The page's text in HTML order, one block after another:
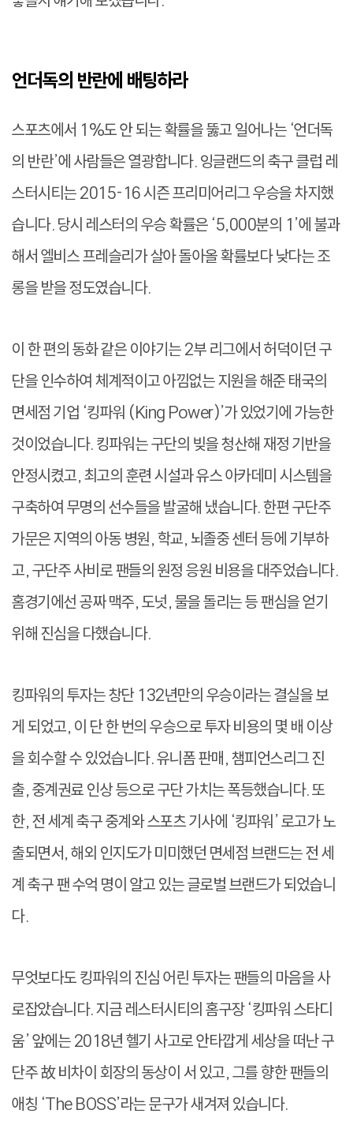
언더독의 반란에 배팅하라
스포츠에서 1%도 안 되는 확률을 뚫고 일어나는 ‘언더독
의 반란’에 사람들은 열광합니다. 잉글랜드의 축구 클럽 레
스터시티는 2015-16 시즌 프리미어리그 우승을 차지했
습니다. 당시 레스터의 우승 확률은 ‘5,000분의 1’에 불과
해서 엘비스 프레슬리가 살아 돌아올 확률보다 낮다는 조
롱을 받을 정도였습니다.
이 한 편의 동화 같은 이야기는 2부 리그에서 허덕이던 구
단을 인수하여 체계적이고 아낌없는 지원을 해준 태국의
면세점 기업 ‘킹파워 (King Power)’가 있었기에 가능한
것이었습니다. 킹파워는 구단의 빚을 청산해 재정 기반을
안정시켰고, 최고의 훈련 시설과 유스 아카데미 시스템을
구축하여 무명의 선수들을 발굴해 냈습니다. 한편 구단주
가문은 지역의 아동 병원, 학교, 뇌졸중 센터 등에 기부하
고, 구단주 사비로 팬들의 원정 응원 비용을 대주었습니다.
홈경기에선 공짜 맥주, 도넛, 물을 돌리는 등 팬심을 얻기
위해 진심을 다했습니다.
킹파워의 투자는 창단 132년만의 우승이라는 결실을 보
게 되었고, 이 단 한 번의 우승으로 투자 비용의 몇 배 이상
을 회수할 수 있었습니다. 유니폼 판매, 챔피언스리그 진
출, 중계권료 인상 등으로 구단 가치는 폭등했습니다. 또
한, 전 세계 축구 중계와 스포츠 기사에 ‘킹파워’ 로고가 노
출되면서, 해외 인지도가 미미했던 면세점 브랜드는 전 세
계 축구 팬 수억 명이 알고 있는 글로벌 브랜드가 되었습니
다.
무엇보다도 킹파워의 진심 어린 투자는 팬들의 마음을 사
로잡았습니다. 지금 레스터시티의 홈구장 ‘킹파워 스타디
움’ 앞에는 2018년 헬기 사고로 안타깝게 세상을 떠난 구
단주 故 비차이 회장의 동상이 서 있고, 그를 향한 팬들의
애칭 ‘The BOSS’라는 문구가 새겨져 있습니다.